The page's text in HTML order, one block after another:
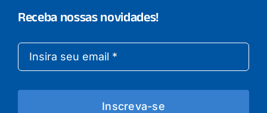
Receba nossas novidades!
Inscreva-se